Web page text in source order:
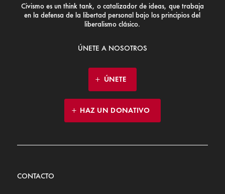
Civismo es un think tank, o catalizador de ideas, que trabaja
en la defensa de la libertad personal bajo los principios del
liberalismo clásico.
ÚNETE A NOSOTROS
ÚNETE
HAZ UN DONATIVO
CONTACTO